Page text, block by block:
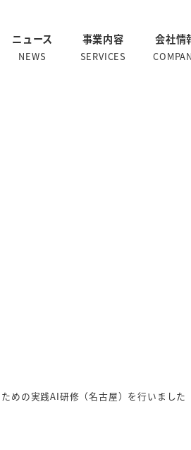
ニュース
NEWS
事業内容
SERVICES
会社情
めの実践AI研修（名古屋）を行いました